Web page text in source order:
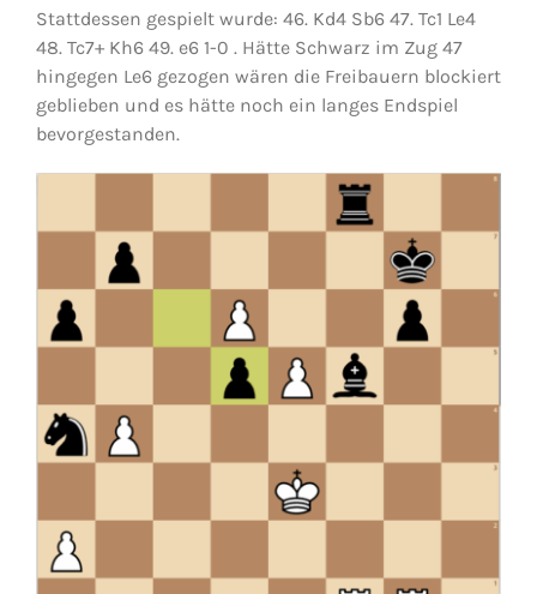
Stattdessen gespielt wurde: 46. Kd4 Sb6 47. Tc1 Le4
48. Tc7+ Kh6 49. e6 1-0 . Hätte Schwarz im Zug 47
hingegen Le6 gezogen wären die Freibauern blockiert
geblieben und es hätte noch ein langes Endspiel
bevorgestanden.